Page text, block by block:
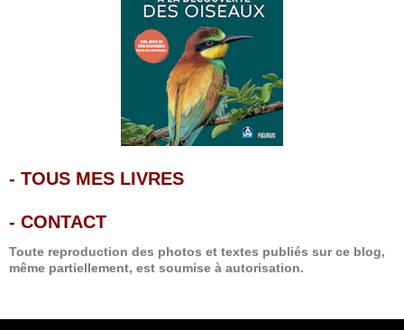
- TOUS MES LIVRES
- CONTACT
Toute reproduction des photos et textes publiés sur ce blog,
même partiellement, est soumise à autorisation.